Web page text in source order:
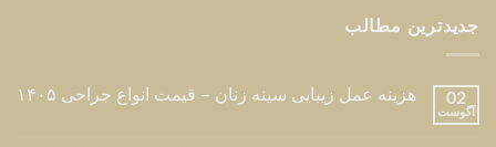
جدیدترین مطالب
02
آگوست
هزینه عمل زیبایی سینه زنان – قیمت انواع جراحی ۱۴۰۵